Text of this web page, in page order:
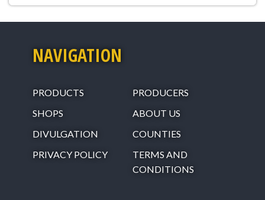
NAVIGATION
PRODUCTS
PRODUCERS
SHOPS
ABOUT US
DIVULGATION
COUNTIES
PRIVACY POLICY
TERMS AND
CONDITIONS